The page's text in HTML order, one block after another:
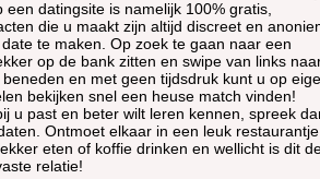
een datingsite is namelijk 100% gratis,
die u maakt zijn altijd discreet en
te maken. Op zoek te gaan naar een
op de bank zitten en swipe van links
en met geen tijdsdruk kunt u op
bekijken snel een heuse match vinden!
u past en beter wilt leren kennen, spreek
Ontmoet elkaar in een leuk restaurantje
eten of koffie drinken en wellicht is dit
relatie!